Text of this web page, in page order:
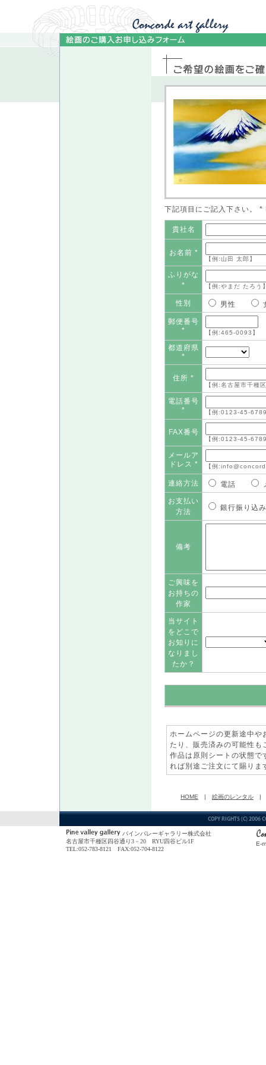
下記項目にご記入下さい。
貴社名
お名前 *
【例:山田 太郎】
ふりがな
*
【例:やまだ たろう
性別 男性
郵便番号
*
【例:465-0093】
都道府県
*
住所 *
【例:名古屋市千
電話番号
*
【例:0123-45-
FAX番号
【例:0123-45-
メールア
ドレス *
【例
連絡方法 電話
お支払い
方法
銀行振り
備考
ご興味を
お持ちの
作家
当サイト
をどこで
お知りに
なりまし
たか？
ホームページの更新途中や
たり、販売済みの可能性
作品は原則シートの状態で
れば別途ご注文にて賜りま
HOME | 絵画のレンタル
パインバレーギャラリー株式会社
名古屋市千種区四谷通り3－20 RYU四谷ビル1F
TEL:052-783-8121 FAX:052-704-8122
E-